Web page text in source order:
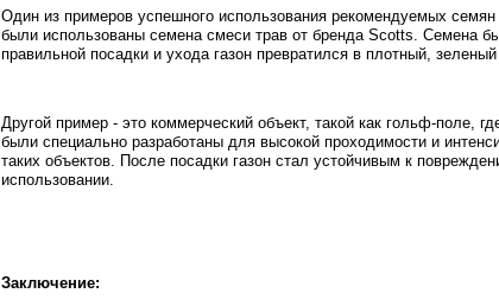
Один из примеров успешного использования рекомендуемых
были использованы семена смеси трав от бренда Scotts. Семена
правильной посадки и ухода газон превратился в плотный,
Другой пример - это коммерческий объект, такой как гольф-поле,
были специально разработаны для высокой проходимости и
таких объектов. После посадки газон стал устойчивым к
использовании.
Заключение: